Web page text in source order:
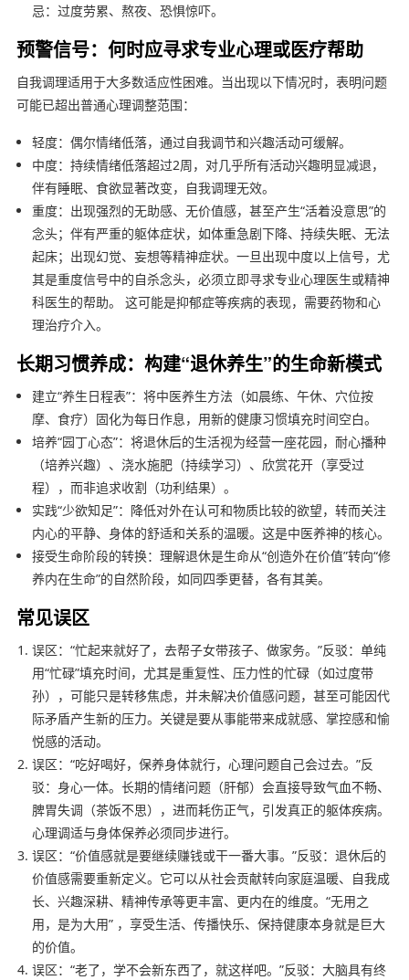
忌：过度劳累、熬夜、恐惧惊吓。
预警信号：何时应寻求专业心理或医疗帮助
自我调理适用于大多数适应性困难。当出现以下情况时，表明问题
可能已超出普通心理调整范围：
轻度：偶尔情绪低落，通过自我调节和兴趣活动可缓解。
中度：持续情绪低落超过2周，对几乎所有活动兴趣明显减退，
伴有睡眠、食欲显著改变，自我调理无效。
重度：出现强烈的无助感、无价值感，甚至产生“活着没意思”的
念头；伴有严重的躯体症状，如体重急剧下降、持续失眠、无法
起床；出现幻觉、妄想等精神症状。一旦出现中度以上信号，尤
其是重度信号中的自杀念头，必须立即寻求专业心理医生或精神
科医生的帮助。 这可能是抑郁症等疾病的表现，需要药物和心
理治疗介入。
长期习惯养成：构建“退休养生”的生命新模式
建立“养生日程表”：将中医养生方法（如晨练、午休、穴位按
摩、食疗）固化为每日作息，用新的健康习惯填充时间空白。
培养“园丁心态”：将退休后的生活视为经营一座花园，耐心播种
（培养兴趣）、浇水施肥（持续学习）、欣赏花开（享受过
程），而非追求收割（功利结果）。
实践“少欲知足”：降低对外在认可和物质比较的欲望，转而关注
内心的平静、身体的舒适和关系的温暖。这是中医养神的核心。
接受生命阶段的转换：理解退休是生命从“创造外在价值”转向“修
养内在生命”的自然阶段，如同四季更替，各有其美。
常见误区
误区：“忙起来就好了，去帮子女带孩子、做家务。”反驳：单纯
用“忙碌”填充时间，尤其是重复性、压力性的忙碌（如过度带
孙），可能只是转移焦虑，并未解决价值感问题，甚至可能因代
际矛盾产生新的压力。关键是要从事能带来成就感、掌控感和愉
悦感的活动。
误区：“吃好喝好，保养身体就行，心理问题自己会过去。”反
驳：身心一体。长期的情绪问题（肝郁）会直接导致气血不畅、
脾胃失调（茶饭不思），进而耗伤正气，引发真正的躯体疾病。
心理调适与身体保养必须同步进行。
误区：“价值感就是要继续赚钱或干一番大事。”反驳：退休后的
价值感需要重新定义。它可以从社会贡献转向家庭温暖、自我成
长、兴趣深耕、精神传承等更丰富、更内在的维度。“无用之
用，是为大用” ，享受生活、传播快乐、保持健康本身就是巨大
的价值。
误区：“老了，学不会新东西了，就这样吧。”反驳：大脑具有终